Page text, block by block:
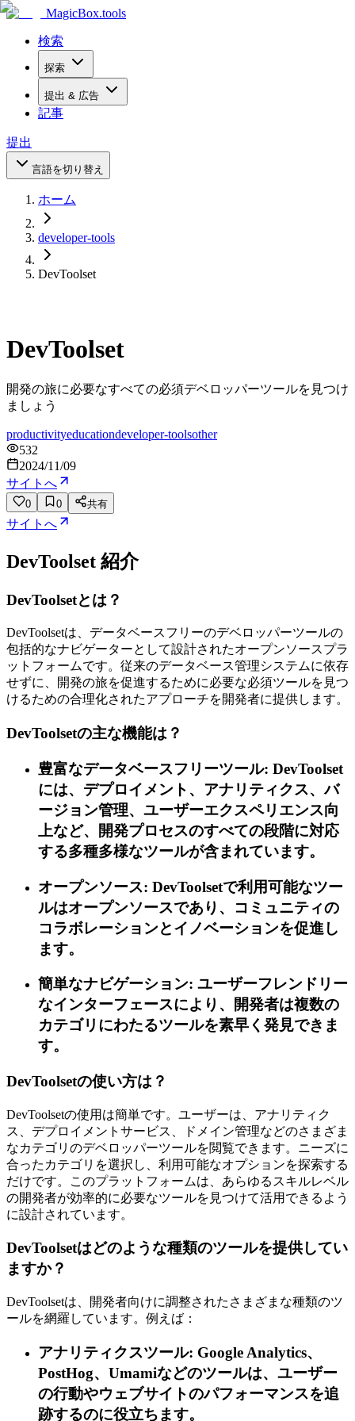
MagicBox.tools
検索
探索
提出 & 広告
記事
提出
言語を切り替え
ホーム
developer-tools
DevToolset
DevToolset
開発の旅に必要なすべての必須デベロッパーツールを見つけ
ましょう
productivityeducationdeveloper-toolsother
532
2024/11/09
サイトへ
0 0 共有
サイトへ
DevToolset 紹介
DevToolsetとは？
DevToolsetは、データベースフリーのデベロッパーツールの
包括的なナビゲーターとして設計されたオープンソースプラ
ットフォームです。従来のデータベース管理システムに依存
せずに、開発の旅を促進するために必要な必須ツールを見つ
けるための合理化されたアプローチを開発者に提供します。
DevToolsetの主な機能は？
豊富なデータベースフリーツール: DevToolset
には、デプロイメント、アナリティクス、バ
ージョン管理、ユーザーエクスペリエンス向
上など、開発プロセスのすべての段階に対応
する多種多様なツールが含まれています。
オープンソース: DevToolsetで利用可能なツー
ルはオープンソースであり、コミュニティの
コラボレーションとイノベーションを促進し
ます。
簡単なナビゲーション: ユーザーフレンドリー
なインターフェースにより、開発者は複数の
カテゴリにわたるツールを素早く発見できま
す。
DevToolsetの使い方は？
DevToolsetの使用は簡単です。ユーザーは、アナリティク
ス、デプロイメントサービス、ドメイン管理などのさまざま
なカテゴリのデベロッパーツールを閲覧できます。ニーズに
合ったカテゴリを選択し、利用可能なオプションを探索する
だけです。このプラットフォームは、あらゆるスキルレベル
の開発者が効率的に必要なツールを見つけて活用できるよう
に設計されています。
DevToolsetはどのような種類のツールを提供してい
ますか？
DevToolsetは、開発者向けに調整されたさまざまな種類のツ
ールを網羅しています。例えば：
アナリティクスツール: Google Analytics、
PostHog、Umamiなどのツールは、ユーザー
の行動やウェブサイトのパフォーマンスを追
跡するのに役立ちます。